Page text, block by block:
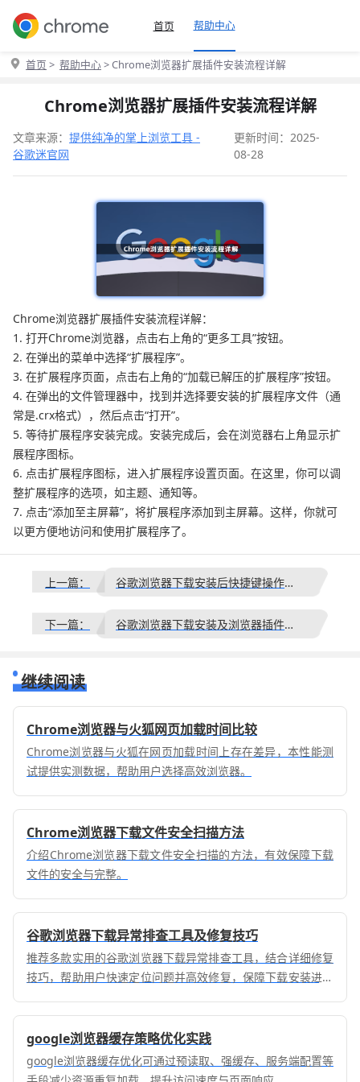
首页 帮助中心
首页 > 帮助中心> Chrome浏览器扩展插件安装流程详解
Chrome浏览器扩展插件安装流程详解
文章来源： 提供纯净的掌上浏览工具 -
谷歌迷官网
更新时间：2025-
08-28
Chrome浏览器扩展插件安装流程详解：
1. 打开Chrome浏览器，点击右上角的“更多工具”按钮。
2. 在弹出的菜单中选择“扩展程序”。
3. 在扩展程序页面，点击右上角的“加载已解压的扩展程序”按钮。
4. 在弹出的文件管理器中，找到并选择要安装的扩展程序文件（通
常是.crx格式），然后点击“打开”。
5. 等待扩展程序安装完成。安装完成后，会在浏览器右上角显示扩
展程序图标。
6. 点击扩展程序图标，进入扩展程序设置页面。在这里，你可以调
整扩展程序的选项，如主题、通知等。
7. 点击“添加至主屏幕”，将扩展程序添加到主屏幕。这样，你就可
以更方便地访问和使用扩展程序了。
上一篇： 谷歌浏览器下载安装后快捷键操作详解教程分享
下一篇： 谷歌浏览器下载安装及浏览器插件安全配置方法
继续阅读
Chrome浏览器与火狐网页加载时间比较
Chrome浏览器与火狐在网页加载时间上存在差异，本性能测
试提供实测数据，帮助用户选择高效浏览器。
Chrome浏览器下载文件安全扫描方法
介绍Chrome浏览器下载文件安全扫描的方法，有效保障下载
文件的安全与完整。
谷歌浏览器下载异常排查工具及修复技巧
推荐多款实用的谷歌浏览器下载异常排查工具，结合详细修复
技巧，帮助用户快速定位问题并高效修复，保障下载安装进度
google浏览器缓存策略优化实践
google浏览器缓存优化可通过预读取、强缓存、服务端配置等